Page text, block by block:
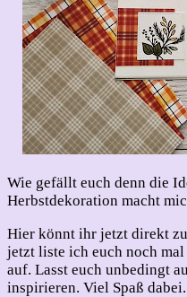
Wie gefällt euch denn die
Herbstdekoration macht
Hier könnt ihr jetzt direkt
jetzt liste ich euch noch
auf. Lasst euch unbedingt
inspirieren. Viel Spaß dabei.